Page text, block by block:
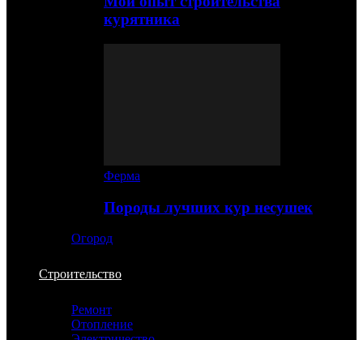
курятника
Ферма
Породы лучших кур несушек
Огород
Строительство
Ремонт
Отопление